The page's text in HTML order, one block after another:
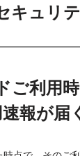
キュリ
ご利用
報が届